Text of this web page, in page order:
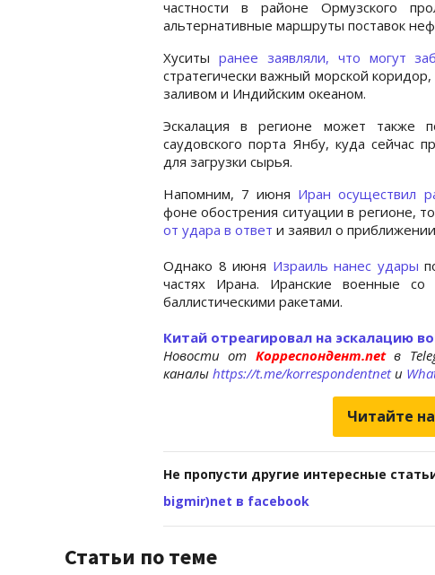
частности в районе Ормузского
альтернативные маршруты поставок
Хуситы ранее заявляли, что могут
стратегически важный морской
заливом и Индийским океаном.
Эскалация в регионе может также
саудовского порта Янбу, куда сейчас
для загрузки сырья.
Напомним, 7 июня Иран осуществил
фоне обострения ситуации в регионе,
от удара в ответ и заявил о
Однако 8 июня Израиль нанес удары
частях Ирана. Иранские военные
баллистическими ракетами.
Китай отреагировал на эскалацию
Новости от Корреспондент.netв
каналы https://t.me/korrespondentnetи
Читайте
Не пропусти другие интересные
bigmir)net в facebook
Статьи по теме